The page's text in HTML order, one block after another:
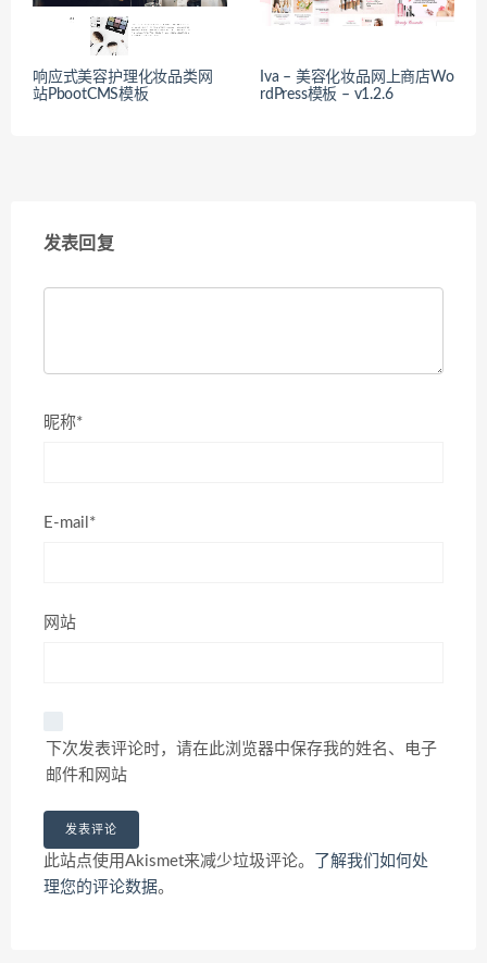
响应式美容护理化妆品类网
站PbootCMS模板
Iva – 美容化妆品网上商店Wo
rdPress模板 – v1.2.6
发表回复
昵称*
E-mail*
网站
下次发表评论时，请在此浏览器中保存我的姓名、电子
邮件和网站
此站点使用Akismet来减少垃圾评论。
了解我们如何处
理您的评论数据。